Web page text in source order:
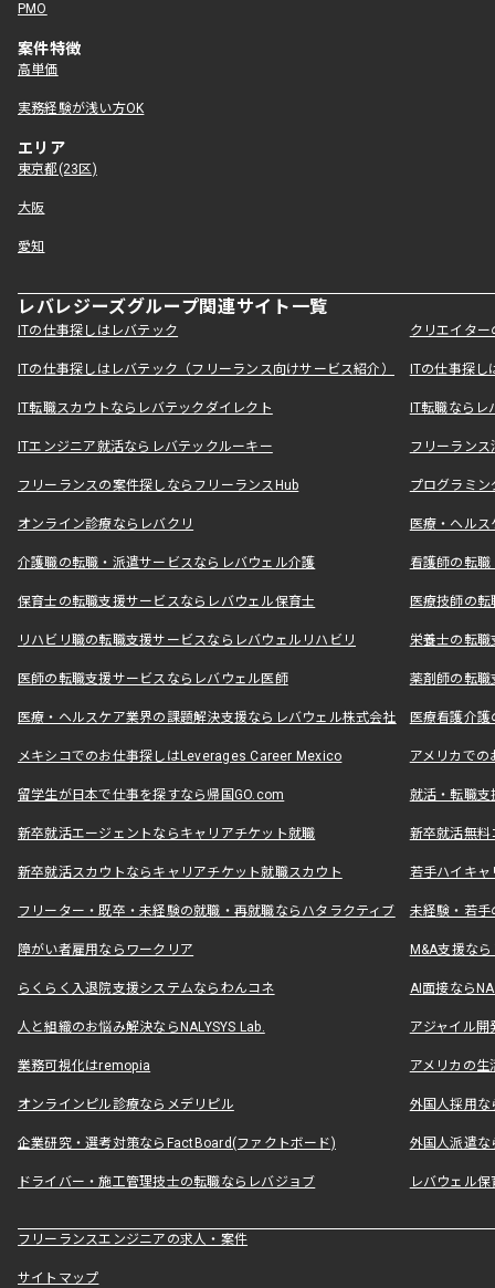
PMO
案件特徴
高単価
実務経験が浅い方OK
エリア
東京都(23区)
大阪
愛知
レバレジーズグループ関連サイト一覧
ITの仕事探しはレバテック クリエイタ
ITの仕事探しはレバテック（フリーランス向けサービス紹介） ITの仕事探
IT転職スカウトならレバテックダイレクト IT転職なら
ITエンジニア就活ならレバテックルーキー フリーラン
フリーランスの案件探しならフリーランスHub プログラミ
オンライン診療ならレバクリ 医療・ヘル
介護職の転職・派遣サービスならレバウェル介護 看護師の転
保育士の転職支援サービスならレバウェル保育士 医療技師の
リハビリ職の転職支援サービスならレバウェルリハビリ 栄養士の転
医師の転職支援サービスならレバウェル医師 薬剤師の転
医療・ヘルスケア業界の課題解決支援ならレバウェル株式会社 医療看護介
メキシコでのお仕事探しはLeverages Career Mexico アメリカで
留学生が日本で仕事を探すなら帰国GO.com 就活・転職
新卒就活エージェントならキャリアチケット就職 新卒就活無料
新卒就活スカウトならキャリアチケット就職スカウト 若手ハイキ
フリーター・既卒・未経験の就職・再就職ならハタラクティブ 未経験・若手
障がい者雇用ならワークリア M&A支援な
らくらく入退院支援システムならわんコネ AI面接なら
人と組織のお悩み解決ならNALYSYS Lab. アジャイル
業務可視化はremopia アメリカの
オンラインピル診療ならメデリピル 外国人採用
企業研究・選考対策ならFactBoard(ファクトボード) 外国人派遣な
ドライバー・施工管理技士の転職ならレバジョブ レバウェル
フリーランスエンジニアの求人・案件
サイトマップ